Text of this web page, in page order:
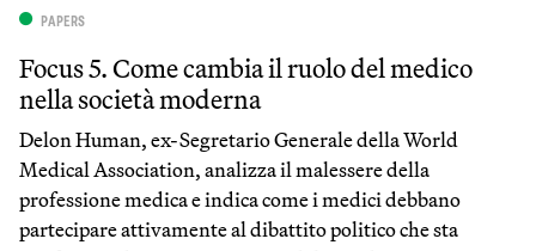
PAPERS
Focus 5. Come cambia il ruolo del medico
nella società moderna
Delon Human, ex-Segretario Generale della World
Medical Association, analizza il malessere della
professione medica e indica come i medici debbano
partecipare attivamente al dibattito politico che sta